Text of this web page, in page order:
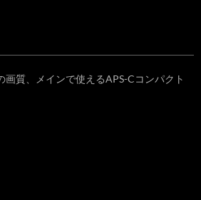
画質、メインで使えるAPS-Cコンパクト